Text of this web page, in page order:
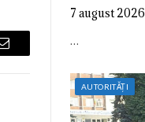
Email
7 august 2026
…
AUTORITĂȚI